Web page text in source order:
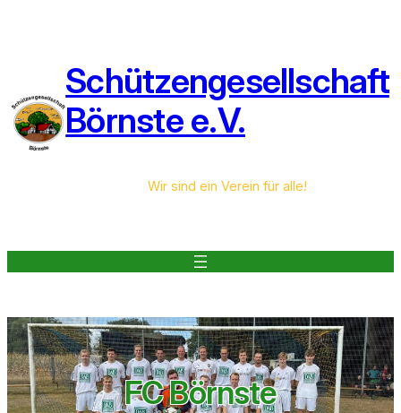
Schützengesellschaft
Börnste e.V.
Wir sind ein Verein für alle!
FC Börnste